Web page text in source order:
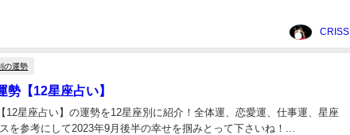
CRISS
の運勢
勢【12星座占い】
12星座占い】の運勢を12星座別に紹介！全体運、恋愛運、仕事運、星座
を参考にして2023年9月後半の幸せを掴みとって下さいね！...